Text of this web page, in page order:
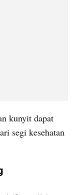
kunyit dapat
segi kesehatan